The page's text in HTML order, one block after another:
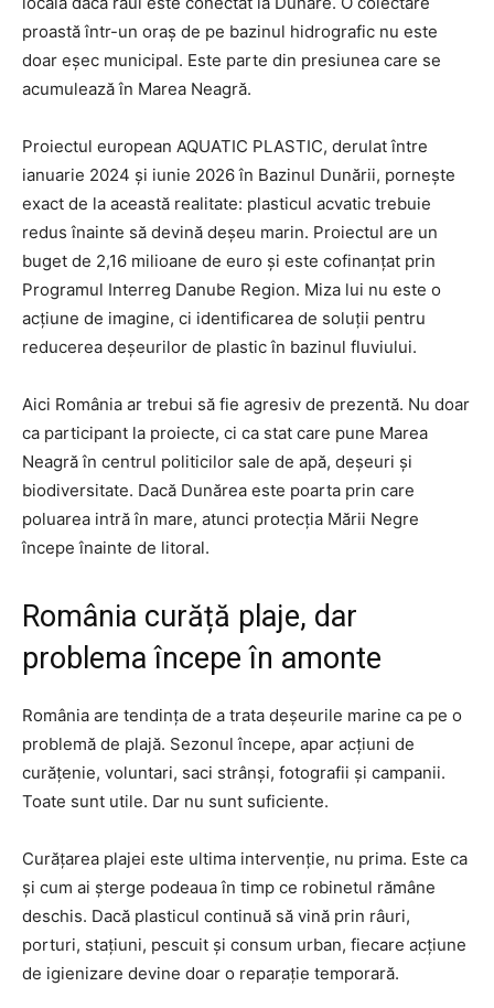
proastă într-un oraș de pe bazinul hidrografic nu este
doar eșec municipal. Este parte din presiunea care se
acumulează în Marea Neagră.
Proiectul european AQUATIC PLASTIC, derulat între
ianuarie 2024 și iunie 2026 în Bazinul Dunării, pornește
exact de la această realitate: plasticul acvatic trebuie
redus înainte să devină deșeu marin. Proiectul are un
buget de 2,16 milioane de euro și este cofinanțat prin
Programul Interreg Danube Region. Miza lui nu este o
acțiune de imagine, ci identificarea de soluții pentru
reducerea deșeurilor de plastic în bazinul fluviului.
Aici România ar trebui să fie agresiv de prezentă. Nu doar
ca participant la proiecte, ci ca stat care pune Marea
Neagră în centrul politicilor sale de apă, deșeuri și
biodiversitate. Dacă Dunărea este poarta prin care
poluarea intră în mare, atunci protecția Mării Negre
începe înainte de litoral.
România curăță plaje, dar
problema începe în amonte
România are tendința de a trata deșeurile marine ca pe o
problemă de plajă. Sezonul începe, apar acțiuni de
curățenie, voluntari, saci strânși, fotografii și campanii.
Toate sunt utile. Dar nu sunt suficiente.
Curățarea plajei este ultima intervenție, nu prima. Este ca
și cum ai șterge podeaua în timp ce robinetul rămâne
deschis. Dacă plasticul continuă să vină prin râuri,
porturi, stațiuni, pescuit și consum urban, fiecare acțiune
de igienizare devine doar o reparație temporară.